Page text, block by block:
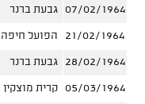
07/02/1964 גבעת ברנר
21/02/1964 הפועל חיפה
28/02/1964 גבעת ברנר
05/03/1964 קרית מוצקין